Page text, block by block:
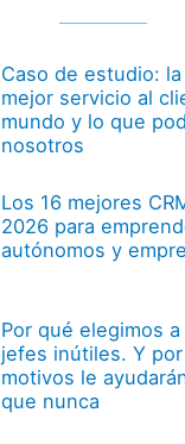
Caso de estudio:
mejor servicio al
mundo y lo que
nosotros
Los 16 mejores
2026 para
autónomos y
Por qué elegimos
jefes inútiles. Y
motivos le
que nunca